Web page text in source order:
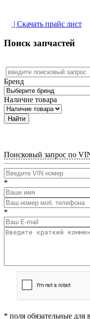
| Скачать прайс лист
Поиск запчастей
Бренд
Наличие товара
Найти
Поисковый запрос по
*
*
* поля обязательные для